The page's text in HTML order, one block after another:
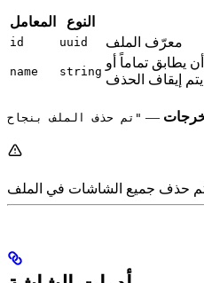
المعامل النوع
id uuid معرّف الملف
name string
يطابق تماماً أو
يتم إيقاف الحذف
—